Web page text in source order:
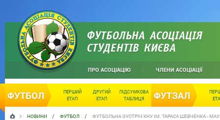
ФУТБОЛЬНА АСОЦІАЦІЯ
СТУДЕНТІВ КИЄВА
ПРО АСОЦІАЦІЮ ЧЛЕНИ АСОЦІАЦІЇ
ФУТБОЛ
ПЕРШИЙ
ЕТАП
ДРУГИЙ
ЕТАП
ПІДСУМКОВА
ТАБЛИЦЯ
ФУТЗАЛ
НОВИНИ ФУТБОЛ ФУТБОЛЬНА ЗУСТРІЧ КНУ ІМ. ТАРАСА ШЕВЧЕНКА -